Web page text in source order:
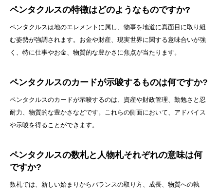
ペンタクルスの特徴はどのようなものですか?
ペンタクルスは地のエレメントに属し、物事を地道に真面目に取り組
む姿勢が強調されます。お金や財産、現実世界に関する意味合いが強
く、特に仕事やお金、物質的な豊かさに焦点が当たります。
ペンタクルスのカードが示唆するものは何ですか?
ペンタクルスのカードが示唆するのは、資産や財政管理、勤勉さと忍
耐力、物質的な豊かさなどです。これらの側面において、アドバイス
や示唆を得ることができます。
ペンタクルスの数札と人物札それぞれの意味は何
ですか?
数札では、新しい始まりからバランスの取り方、成長、物質への執